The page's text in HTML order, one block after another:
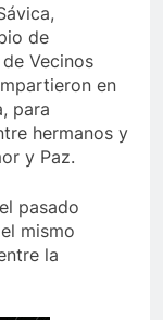
de
Vecinos
en
para
hermanos y
y Paz.
pasado
mismo
la